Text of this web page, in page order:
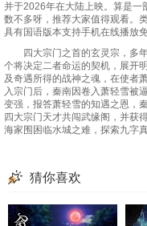
并于2026年在大陆上映。算是一
数不多呀，推荐大家值得观看。
具有国语版本支持手机在线播放免
四大宗门之首的玄灵宗，多年
个将决定二者命运的契机，展开
及奇遇所得的战神之魂，在使者
入宗门后，秦南因卷入萧轻雪被
变强，报答萧轻雪的知遇之恩，
四大宗门天才共闯武缘阁，并获
海家围困临水城之难，探索九字
猜你喜欢